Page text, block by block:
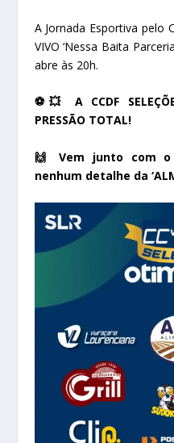
A Jornada Esportiva pelo
VIVO ‘Nessa Baita
abre às 20h.
⚽💥 A CCDF
PRESSÃO TOTAL!
🙌 Vem junto com o
nenhum detalhe da